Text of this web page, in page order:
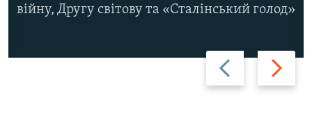
Назад Вперед
війну, Другу світову та «Сталінський голод»